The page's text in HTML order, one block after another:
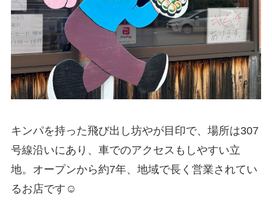
キンパを持った飛び出し坊やが目印で、場所は307
号線沿いにあり、車でのアクセスもしやすい立
地。オープンから約7年、地域で長く営業されてい
るお店です☺️